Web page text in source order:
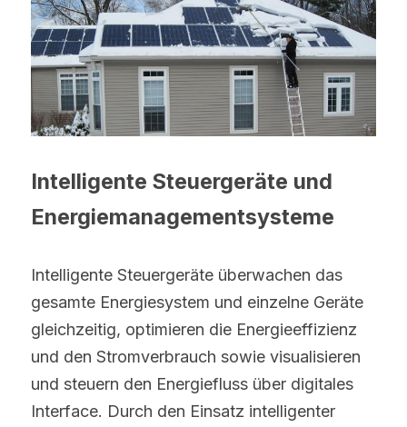
Intelligente Steuergeräte und
Energiemanagementsysteme
Intelligente Steuergeräte überwachen das
gesamte Energiesystem und einzelne Geräte
gleichzeitig, optimieren die Energieeffizienz
und den Stromverbrauch sowie visualisieren
und steuern den Energiefluss über digitales
Interface. Durch den Einsatz intelligenter